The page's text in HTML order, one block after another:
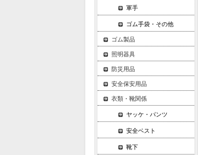
軍手
ゴム手袋・その他
ゴム製品
照明器具
防災用品
安全保安用品
衣類・靴関係
ヤッケ・パンツ
安全ベスト
靴下